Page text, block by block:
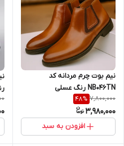
نیم بوت چرم مردانه کد
NB046TN رنگ عسلی
7,800,000
48%
3,980,000
افزودن به سبد